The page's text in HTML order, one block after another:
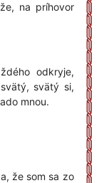
na príhovor
odkryje,
svätý si,
mnou.
že som sa zo